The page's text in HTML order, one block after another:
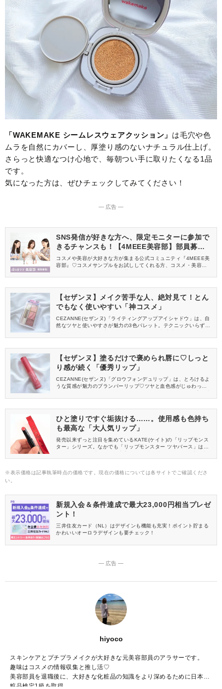
「WAKEMAKE シームレスウェアクッション」 は毛穴や色
ムラを自然にカバーし、厚塗り感のないナチュラル仕上げ。
さらっと快適なつけ心地で、毎朝つい手に取りたくなる1品
です。
気になった方は、ぜひチェックしてみてください！
― 広告 ―
SNS発信が好きな方へ、限定モニターに参加で
きるチャンスも！【4MEEE美容部】部員募集
中
コスメや美容が大好きな方が集まる公式コミュニティ『4MEEE美
容部』♡コスメサンプルをお試ししてくれる方、コスメ・美容情報
【セザンヌ】メイク苦手な人、絶対見て！とん
でもなく使いやすい「神コスメ」
CEZANNE(セザンヌ)「ライティングアップアイシャドウ」は、自
然なツヤと使いやすさが魅力の3色パレット。テクニックいらずで
です。今回は、ふんわり血色感とくすみ補正が叶う「02 ペタルピ
【セザンヌ】塗るだけで褒められ唇に♡しっと
り感が続く「優秀リップ」
CEZANNE(セザンヌ)「グロウフォンデュリップ」は、とろけるよ
うな質感が魅力のプランパーリップ♡ツヤと血色感がじゅわっと広
う優秀アイテムです。今回は、落ち着いた色味が大人可愛い「02
ひと塗りですぐ垢抜ける……。使用感も色持ち
も最高な「大人気リップ」
発売以来ずっと注目を集めているKATE(ケイト)の「リップモンス
ター」シリーズ。なかでも「リップモンスター ツヤバース」は、
出できるのが魅力です♡今回は、肌なじみのいいピンクカラーの
ンスターとの違いについてご紹介します。
※表示価格は記事執筆時点の価格です。現在の価格については各サイトでご確認くださ
い。
新規入会＆条件達成で最大23,000円相当プレゼ
ント！
三井住友カード（NL）はデザインも機能も充実！ポイント貯まる
かわいいオーロラデザインも要チェック！
― 広告 ―
hiyoco
スキンケアとプチプラメイクが大好きな元美容部員のアラサーです。
趣味はコスメの情報収集と推し活♡
美容部員を退職後に、大好きな化粧品の知識をより深めるために日本化
粧品検定1級を取得。